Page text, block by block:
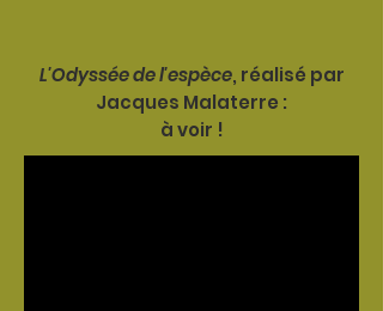
L'Odyssée de l'espèce, réalisé par
Jacques Malaterre :
à voir !